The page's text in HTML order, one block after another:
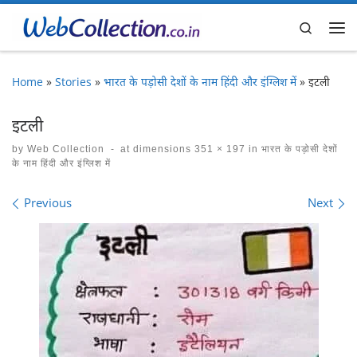
Skip to content
Search
Home » Stories » भारत के पड़ोसी देशों के नाम हिंदी और इंग्लिश में » इटली
इटली
by Web Collection - at dimensions 351 × 197 in भारत के पड़ोसी देशों
के नाम हिंदी और इंग्लिश में
Images navigation
Previous Next